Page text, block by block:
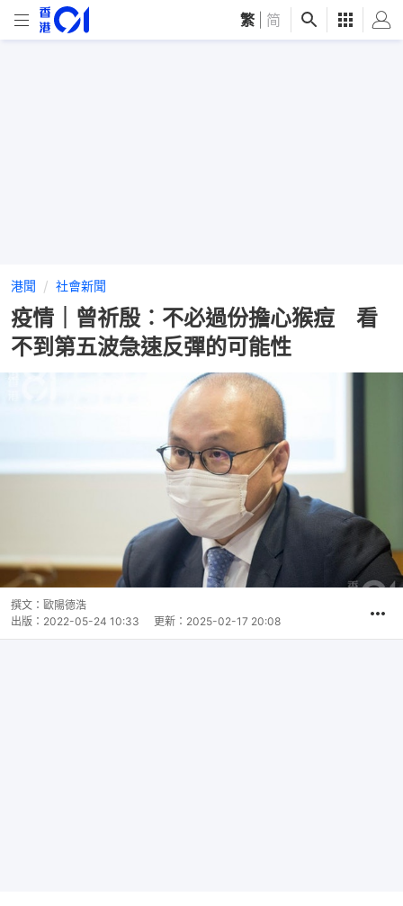
繁 简
港聞 社會新聞
疫情｜曾祈殷︰不必過份擔心猴痘 看
不到第五波急速反彈的可能性
撰文： 歐陽德浩
出版： 2022-05-24 10:33 更新： 2025-02-17 20:08